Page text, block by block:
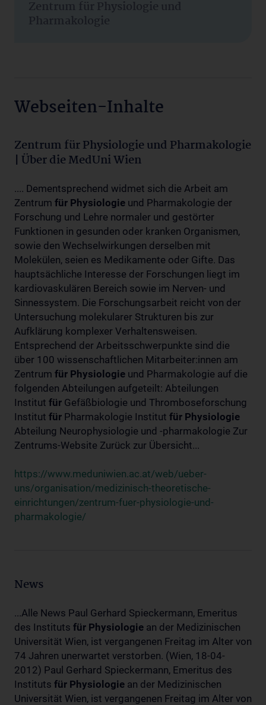
Zentrum für Physiologie und
Pharmakologie
Webseiten-Inhalte
Zentrum für Physiologie und Pharmakologie
| Über die MedUni Wien
.... Dementsprechend widmet sich die Arbeit am
Zentrum für Physiologie und Pharmakologie der
Forschung und Lehre normaler und gestörter
Funktionen in gesunden oder kranken Organismen,
sowie den Wechselwirkungen derselben mit
Molekülen, seien es Medikamente oder Gifte. Das
hauptsächliche Interesse der Forschungen liegt im
kardiovaskulären Bereich sowie im Nerven- und
Sinnessystem. Die Forschungsarbeit reicht von der
Untersuchung molekularer Strukturen bis zur
Aufklärung komplexer Verhaltensweisen.
Entsprechend der Arbeitsschwerpunkte sind die
über 100 wissenschaftlichen Mitarbeiter:innen am
Zentrum für Physiologie und Pharmakologie auf die
folgenden Abteilungen aufgeteilt: Abteilungen
Institut für Gefäßbiologie und Thromboseforschung
Institut für Pharmakologie Institut für Physiologie
Abteilung Neurophysiologie und -pharmakologie Zur
Zentrums-Website Zurück zur Übersicht...
https://www.meduniwien.ac.at/web/ueber-
uns/organisation/medizinisch-theoretische-
einrichtungen/zentrum-fuer-physiologie-und-
pharmakologie/
News
...Alle News Paul Gerhard Spieckermann, Emeritus
des Instituts für Physiologie an der Medizinischen
Universität Wien, ist vergangenen Freitag im Alter von
74 Jahren unerwartet verstorben. (Wien, 18-04-
2012) Paul Gerhard Spieckermann, Emeritus des
Instituts für Physiologie an der Medizinischen
Universität Wien, ist vergangenen Freitag im Alter von